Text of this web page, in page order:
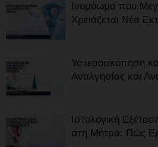
Ινομύωμα που
Χρειάζεται Νέα
Υστεροσκόπηση
Αναλγησίας και
Ιστολογική
στη Μήτρα: Πώς